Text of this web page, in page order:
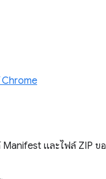
Manifest และไฟล์ ZIP ขอ